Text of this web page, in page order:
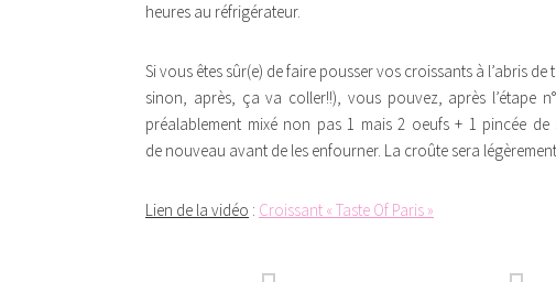
heures au réfrigérateur.
Si vous êtes sûr(e) de faire pousser vos croissants à l’abris
sinon, après, ça va coller!!), vous pouvez, après l’étape
préalablement mixé non pas 1 mais 2 oeufs + 1 pincée
de nouveau avant de les enfourner. La croûte sera
Lien de la vidéo : Croissant « Taste Of Paris »